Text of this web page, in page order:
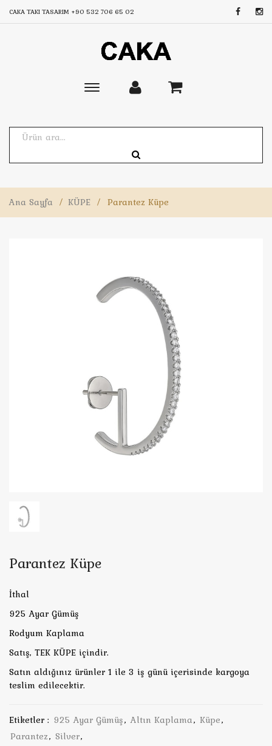
CAKA TAKI TASARIM +90 532 706 65 02
Toggle
Ana Sayfa / KÜPE / Parantez Küpe
Parantez Küpe
İthal
925 Ayar Gümüş
Rodyum Kaplama
Satış, TEK KÜPE içindir.
Satın aldığınız ürünler 1 ile 3 iş günü içerisinde kargoya
teslim edilecektir.
Etiketler : 925 Ayar Gümüş, Altın Kaplama, Küpe,
Parantez, Silver,